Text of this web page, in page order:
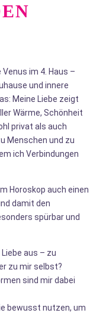
im 4. Haus –
und innere
Meine Liebe zeigt
Wärme, Schönheit
privat als auch
Menschen und zu
ich Verbindungen
Horoskop auch einen
damit den
spürbar und
aus – zu
zu mir selbst?
sind mir dabei
bewusst nutzen, um